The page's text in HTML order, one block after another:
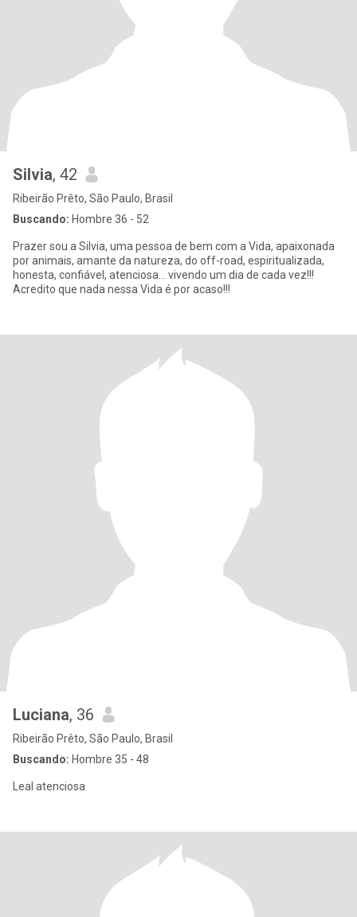
Silvia, 42
Ribeirão Prêto, São Paulo, Brasil
Buscando: Hombre 36 - 52
Prazer sou a Silvia, uma pessoa de bem com a Vida, apaixonada
por animais, amante da natureza, do off-road, espiritualizada,
honesta, confiável, atenciosa... vivendo um dia de cada vez!!!
Acredito que nada nessa Vida é por acaso!!!
Luciana, 36
Ribeirão Prêto, São Paulo, Brasil
Buscando: Hombre 35 - 48
Leal atenciosa